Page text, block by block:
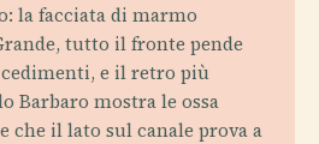
la facciata di marmo
tutto il fronte pende
cedimenti, e il retro più
Barbaro mostra le ossa
che il lato sul canale prova a